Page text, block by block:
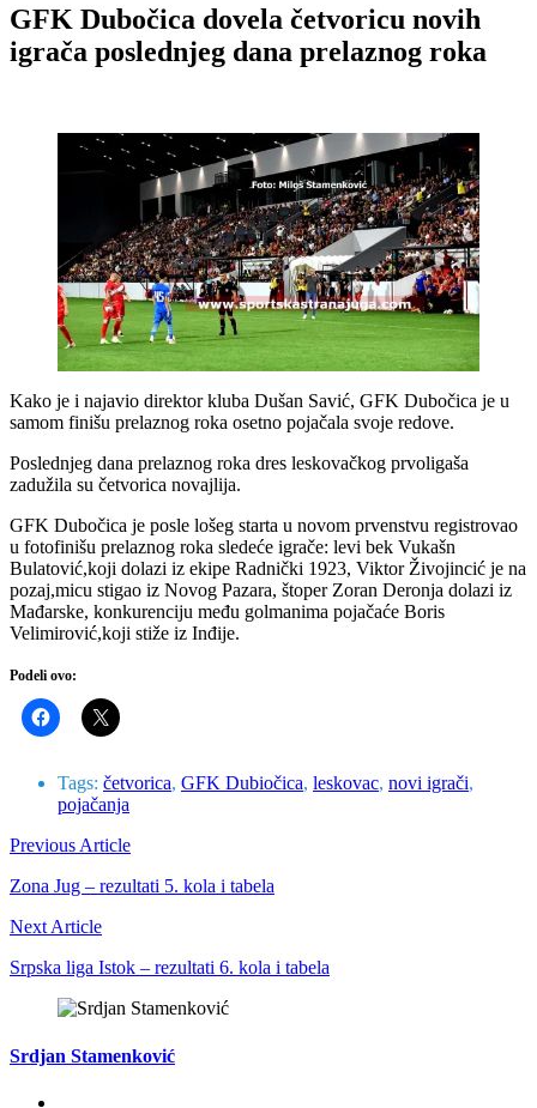
GFK Dubočica dovela četvoricu novih
igrača poslednjeg dana prelaznog roka
Kako je i najavio direktor kluba Dušan Savić, GFK Dubočica je u
samom finišu prelaznog roka osetno pojačala svoje redove.
Poslednjeg dana prelaznog roka dres leskovačkog prvoligaša
zadužila su četvorica novajlija.
GFK Dubočica je posle lošeg starta u novom prvenstvu registrovao
u fotofinišu prelaznog roka sledeće igrače: levi bek Vukašn
Bulatović,koji dolazi iz ekipe Radnički 1923, Viktor Živojincić je na
pozaj,micu stigao iz Novog Pazara, štoper Zoran Deronja dolazi iz
Mađarske, konkurenciju među golmanima pojačaće Boris
Velimirović,koji stiže iz Inđije.
Podeli ovo:
Tags: četvorica, GFK Dubiočica, leskovac, novi igrači,
pojačanja
Previous Article
Zona Jug – rezultati 5. kola i tabela
Next Article
Srpska liga Istok – rezultati 6. kola i tabela
Srdjan Stamenković